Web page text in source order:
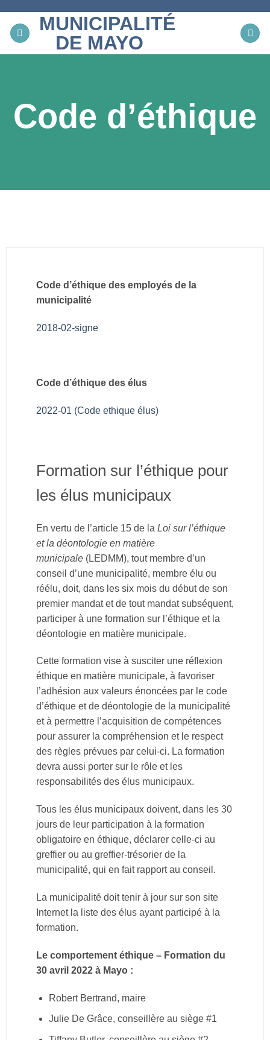
content
MUNICIPALITÉ
DE MAYO
Code d’éthique
Code d’éthique des employés de la
municipalité
2018-02-signe
Code d’éthique des élus
2022-01 (Code ethique élus)
Formation sur l’éthique pour
les élus municipaux
En vertu de l’article 15 de la Loi sur l’éthique
et la déontologie en matière
municipale(LEDMM), tout membre d’un
conseil d’une municipalité, membre élu ou
réélu, doit, dans les six mois du début de son
premier mandat et de tout mandat subséquent,
participer à une formation sur l’éthique et la
déontologie en matière municipale.
Cette formation vise à susciter une réflexion
éthique en matière municipale, à favoriser
l’adhésion aux valeurs énoncées par le code
d’éthique et de déontologie de la municipalité
et à permettre l’acquisition de compétences
pour assurer la compréhension et le respect
des règles prévues par celui-ci. La formation
devra aussi porter sur le rôle et les
responsabilités des élus municipaux.
Tous les élus municipaux doivent, dans les 30
jours de leur participation à la formation
obligatoire en éthique, déclarer celle-ci au
greffier ou au greffier-trésorier de la
municipalité, qui en fait rapport au conseil.
La municipalité doit tenir à jour sur son site
Internet la liste des élus ayant participé à la
formation.
Le comportement éthique – Formation du
30 avril 2022 à Mayo :
Robert Bertrand, maire
Julie De Grâce, conseillère au siège #1